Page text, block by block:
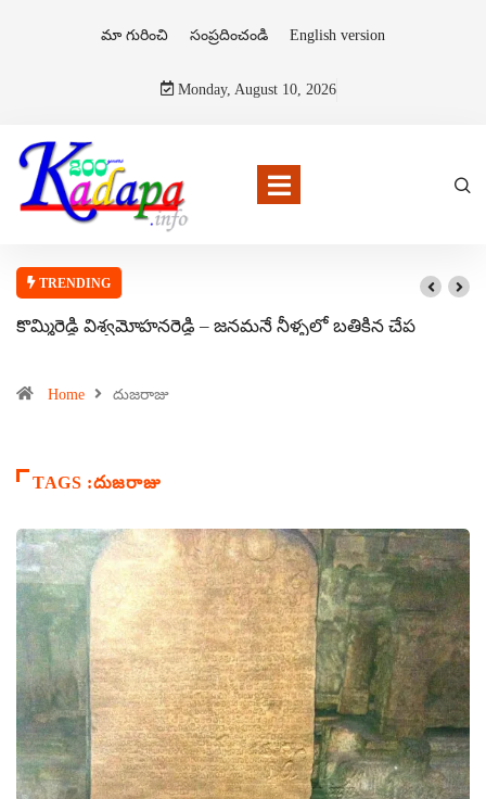
మా గురించి సంప్రదించండి English version
Monday, August 10, 2026
TRENDING
కొమ్మిరెడ్డి విశ్వమోహనరెడ్డి – జనమనే నీళ్ళలో బతికిన చేప
Home దుజరాజు
TAGS :దుజరాజు